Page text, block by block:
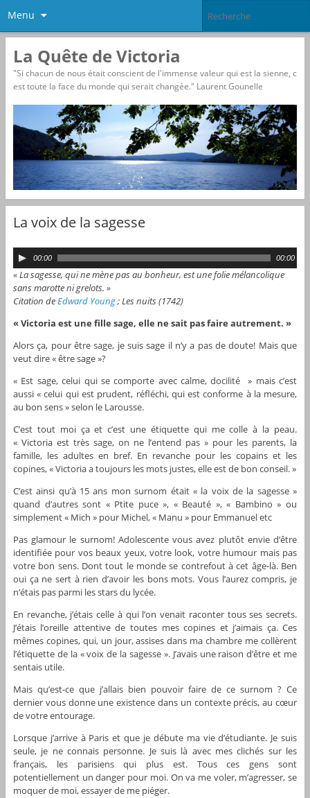
Menu
La Quête de Victoria
"Si chacun de nous était conscient de l'immense valeur qui est la sienne, c
est toute la face du monde qui serait changée." Laurent Gounelle
La voix de la sagesse
e
c
t
e
u
a
u
i
o
00:00 00:00
« La sagesse, qui ne mène pas au bonheur, est une folie mélancolique
sans marotte ni grelots. »
Citation deEdward Young; Les nuits (1742)
« Victoria est une fille sage, elle ne sait pas faire autrement. »
Alors ça, pour être sage, je suis sage il n’y a pas de doute! Mais que
veut dire « être sage »?
« Est sage, celui qui se comporte avec calme, docilité » mais c’est
aussi « celui qui est prudent, réfléchi, qui est conforme à la mesure,
au bon sens » selon le Larousse.
C’est tout moi ça et c’est une étiquette qui me colle à la peau.
« Victoria est très sage, on ne l’entend pas » pour les parents, la
famille, les adultes en bref. En revanche pour les copains et les
copines, « Victoria a toujours les mots justes, elle est de bon conseil. »
C’est ainsi qu’à 15 ans mon surnom était « la voix de la sagesse »
quand d’autres sont « Ptite puce », « Beauté », « Bambino » ou
simplement « Mich » pour Michel, « Manu » pour Emmanuel etc
Pas glamour le surnom! Adolescente vous avez plutôt envie d’être
identifiée pour vos beaux yeux, votre look, votre humour mais pas
votre bon sens. Dont tout le monde se contrefout à cet âge-là. Ben
oui ça ne sert à rien d’avoir les bons mots. Vous l’aurez compris, je
n’étais pas parmi les stars du lycée.
En revanche, j’étais celle à qui l’on venait raconter tous ses secrets.
J’étais l’oreille attentive de toutes mes copines et j’aimais ça. Ces
mêmes copines, qui, un jour, assises dans ma chambre me collèrent
l’étiquette de la « voix de la sagesse ». J’avais une raison d’être et me
sentais utile.
Mais qu’est-ce que j’allais bien pouvoir faire de ce surnom ? Ce
dernier vous donne une existence dans un contexte précis, au cœur
de votre entourage.
Lorsque j’arrive à Paris et que je débute ma vie d’étudiante. Je suis
seule, je ne connais personne. Je suis là avec mes clichés sur les
français, les parisiens qui plus est. Tous ces gens sont
potentiellement un danger pour moi. On va me voler, m’agresser, se
moquer de moi, essayer de me piéger.